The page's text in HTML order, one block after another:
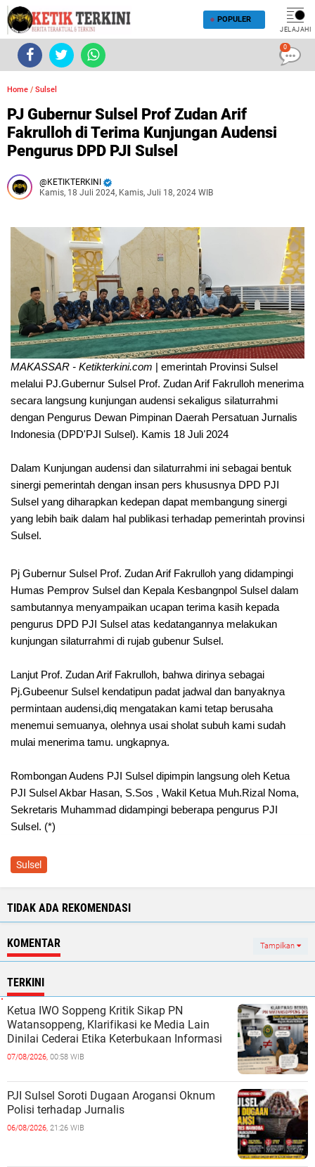
POPULER
JELAJAHI
Home / Sulsel
PJ Gubernur Sulsel Prof Zudan Arif
Fakrulloh di Terima Kunjungan Audensi
Pengurus DPD PJI Sulsel
KETIKTERKINI
Kamis, 18 Juli 2024, Kamis, Juli 18, 2024 WIB
MAKASSAR - Ketikterkini.com | emerintah Provinsi Sulsel
melalui PJ.Gubernur Sulsel Prof. Zudan Arif Fakrulloh menerima
secara langsung kunjungan audensi sekaligus silaturrahmi
dengan Pengurus Dewan Pimpinan Daerah Persatuan Jurnalis
Indonesia (DPD'PJI Sulsel). Kamis 18 Juli 2024
Dalam Kunjungan audensi dan silaturrahmi ini sebagai bentuk
sinergi pemerintah dengan insan pers khususnya DPD PJI
Sulsel yang diharapkan kedepan dapat membangung sinergi
yang lebih baik dalam hal publikasi terhadap pemerintah provinsi
Sulsel.
Pj Gubernur Sulsel Prof. Zudan Arif Fakrulloh yang didampingi
Humas Pemprov Sulsel dan Kepala Kesbangnpol Sulsel dalam
sambutannya menyampaikan ucapan terima kasih kepada
pengurus DPD PJI Sulsel atas kedatangannya melakukan
kunjungan silaturrahmi di rujab gubenur Sulsel.
Lanjut Prof. Zudan Arif Fakrulloh, bahwa dirinya sebagai
Pj.Gubeenur Sulsel kendatipun padat jadwal dan banyaknya
permintaan audensi,diq mengatakan kami tetap berusaha
menemui semuanya, olehnya usai sholat subuh kami sudah
mulai menerima tamu. ungkapnya.
Rombongan Audens PJI Sulsel dipimpin langsung oleh Ketua
PJI Sulsel Akbar Hasan, S.Sos , Wakil Ketua Muh.Rizal Noma,
Sekretaris Muhammad didampingi beberapa pengurus PJI
Sulsel. (*)
Sulsel
TIDAK ADA REKOMENDASI
KOMENTAR Tampilkan
0
TERKINI
Ketua IWO Soppeng Kritik Sikap PN
Watansoppeng, Klarifikasi ke Media Lain
Dinilai Cederai Etika Keterbukaan Informasi
07/08/2026, 00:58 WIB
PJI Sulsel Soroti Dugaan Arogansi Oknum
Polisi terhadap Jurnalis
06/08/2026, 21:26 WIB